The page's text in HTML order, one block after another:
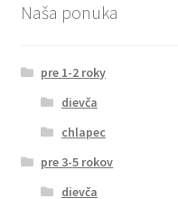
Naša ponuka
pre 1-2 roky
dievča
chlapec
pre 3-5 rokov
dievča